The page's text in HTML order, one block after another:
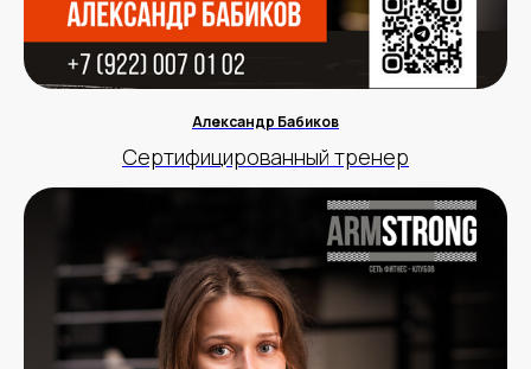
Александр Бабиков
Сертифицированный тренер